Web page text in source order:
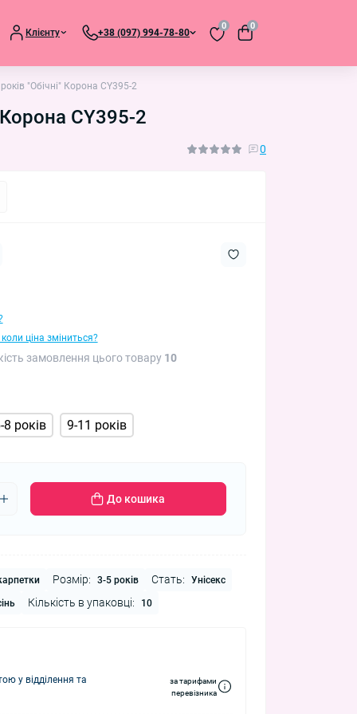
Клієнту +38 (097) 994-78-80
0 0
"Обічні" Корона CY395-2
CY395-2
0
ціна зміниться?
замовлення цього товару 10
8 років 9-11 років
До кошика
Розмір: 3-5 років Стать: Унісекс
Кількість в упаковці: 10
у відділення та
за тарифами
перевізника